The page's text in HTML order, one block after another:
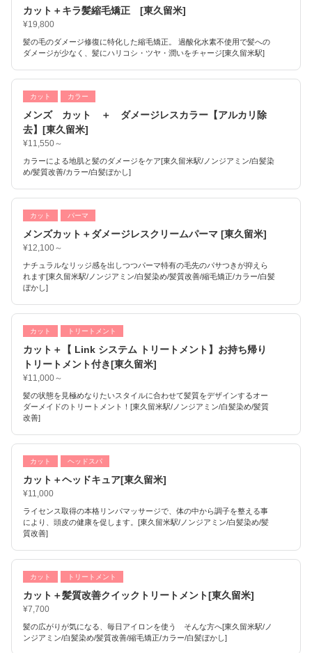
カット＋キラ髪縮毛矯正 [東久留米]
¥19,800
髪の毛のダメージ修復に特化した縮毛矯正。 過酸化水素不使用で髪への
ダメージが少なく、髪にハリコシ・ツヤ・潤いをチャージ[東久留米駅]
カット カラー
メンズ カット ＋ ダメージレスカラー【アルカリ除
去】[東久留米]
¥11,550～
カラーによる地肌と髪のダメージをケア[東久留米駅/ノンジアミン/白髪染
め/髪質改善/カラー/白髪ぼかし]
カット パーマ
メンズカット＋ダメージレスクリームパーマ [東久留米]
¥12,100～
ナチュラルなリッジ感を出しつつパーマ特有の毛先のパサつきが抑えら
れます[東久留米駅/ノンジアミン/白髪染め/髪質改善/縮毛矯正/カラー/白髪
ぼかし]
カット トリートメント
カット＋【 Link システム トリートメント】お持ち帰り
トリートメント付き[東久留米]
¥11,000～
髪の状態を見極めなりたいスタイルに合わせて髪質をデザインするオー
ダーメイドのトリートメント！[東久留米駅/ノンジアミン/白髪染め/髪質
改善]
カット ヘッドスパ
カット＋ヘッドキュア[東久留米]
¥11,000
ライセンス取得の本格リンパマッサージで、体の中から調子を整える事
により、頭皮の健康を促します。[東久留米駅/ノンジアミン/白髪染め/髪
質改善]
カット トリートメント
カット＋髪質改善クイックトリートメント[東久留米]
¥7,700
髪の広がりが気になる、毎日アイロンを使う そんな方へ[東久留米駅/ノ
ンジアミン/白髪染め/髪質改善/縮毛矯正/カラー/白髪ぼかし]